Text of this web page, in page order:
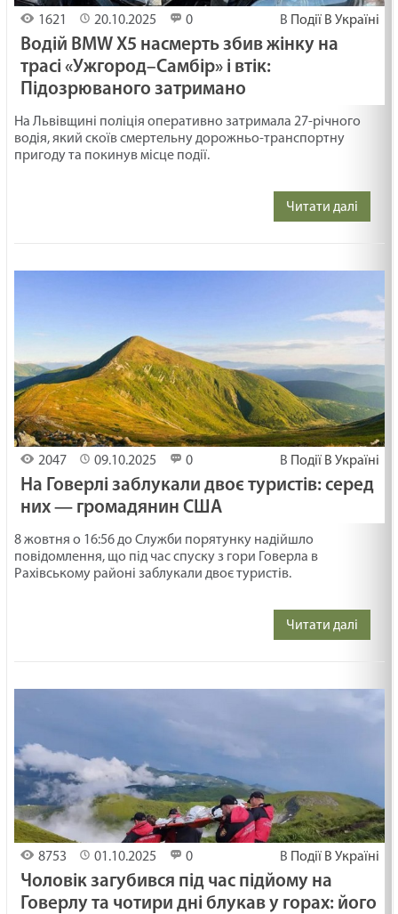
1621 20.10.2025 0 В Події В Україні
Водій BMW X5 насмерть збив жінку на
трасі «Ужгород–Самбір» і втік:
Підозрюваного затримано
На Львівщині поліція оперативно затримала 27-річного
водія, який скоїв смертельну дорожньо-транспортну
пригоду та покинув місце події.
Читати далі
2047 09.10.2025 0 В Події В Україні
На Говерлі заблукали двоє туристів: серед
них — громадянин США
8 жовтня о 16:56 до Служби порятунку надійшло
повідомлення, що під час спуску з гори Говерла в
Рахівському районі заблукали двоє туристів.
Читати далі
8753 01.10.2025 0 В Події В Україні
Чоловік загубився під час підйому на
Говерлу та чотири дні блукав у горах: його